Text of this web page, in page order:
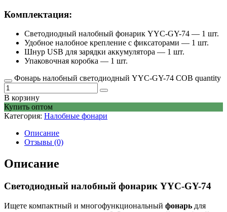
Комплектация:
Светодиодный налобный фонарик YYC-GY-74 — 1 шт.
Удобное налобное крепление с фиксаторами — 1 шт.
Шнур USB для зарядки аккумулятора — 1 шт.
Упаковочная коробка — 1 шт.
Фонарь налобный светодиодный YYC-GY-74 COB quantity
В корзину
Купить оптом
Категория: Налобные фонари
Описание
Отзывы (0)
Описание
Светодиодный налобный фонарик YYC-GY-74
Ищете компактный и многофункциональный фонарь для